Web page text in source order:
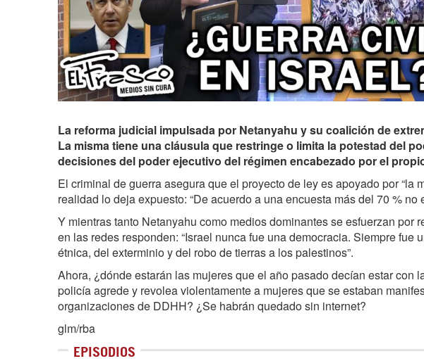
La reforma judicial impulsada por Netanyahu y su coalición de
La misma tiene una cláusula que restringe o limita la potestad del
decisiones del poder ejecutivo del régimen encabezado por el
El criminal de guerra asegura que el proyecto de ley es apoyado por “la
realidad lo deja expuesto: “De acuerdo a una encuesta más del 70 % no
Y mientras tanto Netanyahu como medios dominantes se esfuerzan por
en las redes responden: “Israel nunca fue una democracia. Siempre
étnica, del exterminio y del robo de tierras a los palestinos”.
Ahora, ¿dónde estarán las mujeres que el año pasado decían estar con
policía agrede y revolea violentamente a mujeres que se estaban
organizaciones de DDHH? ¿Se habrán quedado sin internet?
glm/rba
EPISODIOS